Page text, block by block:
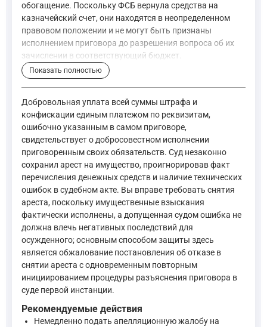
обогащение. Поскольку ФСБ вернула средства на
казначейский счет, они находятся в неопределенном
правовом положении и не могут быть признаны
исполнением приговора до разрешения вопроса об их
зачислении в соответствующий бюджет.
Штраф есть денежное взыскание, назначаемое в
—Уголовный кодекс Российской Федерации, ст. 46
Лицо, которое без установленных законом, иными
—Гражданский кодекс Российской Федерации, ст. 1102
Арест на земельный участок и гараж был наложен в
Для обеспечения исполнения приговора в части
—Уголовно-процессуальный кодекс Российской
При постановлении приговора суд в совещательной
—Уголовно-процессуальный кодекс Российской
Порядок обращения к исполнению приговора в части
Показать полностью
Добровольная уплата всей суммы штрафа и
конфискации единым платежом по реквизитам,
ошибочно указанным в самом приговоре,
свидетельствует о добросовестном исполнении
приговоренным своих обязательств. Суд незаконно
сохранил арест на имущество, проигнорировав факт
перечисления денежных средств и наличие технических
ошибок в судебном акте. Вы вправе требовать снятия
ареста, поскольку имущественные взыскания
фактически исполнены, а допущенная судом ошибка не
должна влечь негативных последствий для
осужденного; основным способом защиты здесь
является обжалование постановления об отказе в
снятии ареста с одновременным повторным
инициированием процедуры разъяснения приговора в
суде первой инстанции.
Рекомендуемые действия
Немедленно подать апелляционную жалобу на